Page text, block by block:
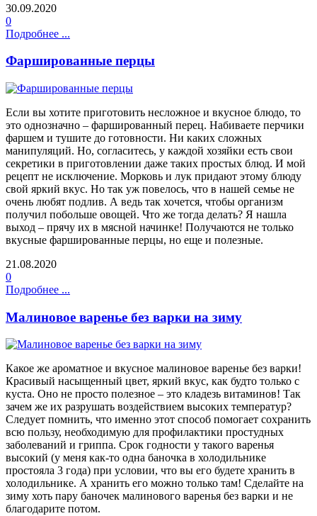
30.09.2020
0
Подробнее ...
Фаршированные перцы
Если вы хотите приготовить несложное и вкусное блюдо, то
это однозначно – фаршированный перец. Набиваете перчики
фаршем и тушите до готовности. Ни каких сложных
манипуляций. Но, согласитесь, у каждой хозяйки есть свои
секретики в приготовлении даже таких простых блюд. И мой
рецепт не исключение. Морковь и лук придают этому блюду
свой яркий вкус. Но так уж повелось, что в нашей семье не
очень любят подлив. А ведь так хочется, чтобы организм
получил побольше овощей. Что же тогда делать? Я нашла
выход – прячу их в мясной начинке! Получаются не только
вкусные фаршированные перцы, но еще и полезные.
21.08.2020
0
Подробнее ...
Малиновое варенье без варки на зиму
Какое же ароматное и вкусное малиновое варенье без варки!
Красивый насыщенный цвет, яркий вкус, как будто только с
куста. Оно не просто полезное – это кладезь витаминов! Так
зачем же их разрушать воздействием высоких температур?
Следует помнить, что именно этот способ помогает сохранить
всю пользу, необходимую для профилактики простудных
заболеваний и гриппа. Срок годности у такого варенья
высокий (у меня как-то одна баночка в холодильнике
простояла 3 года) при условии, что вы его будете хранить в
холодильнике. А хранить его можно только там! Сделайте на
зиму хоть пару баночек малинового варенья без варки и не
благодарите потом.